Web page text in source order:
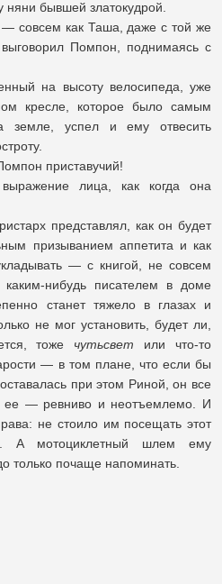
бывшей златокудрой.
совсем как Таша, даже с той же
Помпон, поднимаясь с
на высоту велосипеда, уже
кресле, которое было самым
земле, успел и ему отвесить
приставучий!
лица, как когда она
представлял, как он будет
призыванием аппетита и как
— с книгой, не совсем
каким-нибудь писателем в доме
станет тяжело в глазах и
не мог установить, будет ли,
тоже чутьсвет или что-то
— в том плане, что если бы
при этом Риной, он все
ее — ревниво и неотъемлемо. И
не стоило им посещать этот
А мотоциклетный шлем ему
только почаще напоминать.